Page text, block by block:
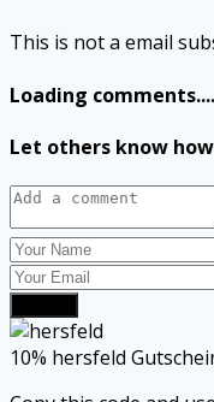
This is not a email
Loading comments....
Let others know
10% hersfeld